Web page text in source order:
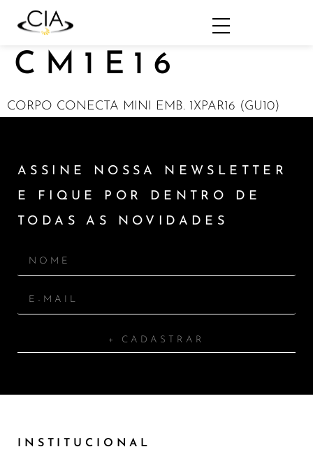
CM1E16
CORPO CONECTA MINI EMB. 1XPAR16 (GU10)
ASSINE NOSSA NEWSLETTER
E FIQUE POR DENTRO DE
TODAS AS NOVIDADES
+ CADASTRAR
INSTITUCIONAL